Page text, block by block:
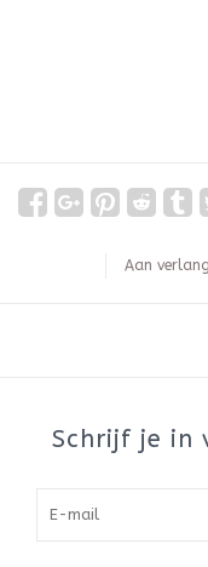
Aan
Schrijf je in